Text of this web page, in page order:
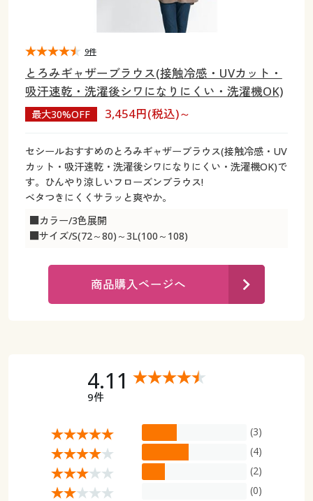
大きいサイズ メンズ
大きいサイズ 事務・制服
カタログ・チラシからのご注文
デジタルカタログ
会員メニュー
よくある質問とお問い合わせ
カタログ・チラシからのご注文
デジタルカタログ
カタログ無料プレゼント
マイページ
閲覧履歴
お気に入り
ご利用ガイド
とろみギャザーブラウス(接触冷感・UVカット・
吸汗速乾・洗濯後シワになりにくい・洗濯機OK)
最大30%OFF 3,454円(税込)～
セシールおすすめのとろみギャザーブラウス(接触冷感・UV
カット・吸汗速乾・洗濯後シワになりにくい・洗濯機OK)で
す。ひんやり涼しいフローズンブラウス!
ベタつきにくくサラッと爽やか。
■カラー/3色展開
■サイズ/S(72～80)～3L(100～108)
9件
商品購入ページへ
4.11
9件
(3)
(4)
(2)
(0)